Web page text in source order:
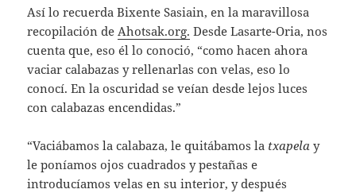
Así lo recuerda Bixente Sasiain, en la maravillosa
recopilación de Ahotsak.org. Desde Lasarte-Oria, nos
cuenta que, eso él lo conoció, “como hacen ahora
vaciar calabazas y rellenarlas con velas, eso lo
conocí. En la oscuridad se veían desde lejos luces
con calabazas encendidas.”
“Vaciábamos la calabaza, le quitábamos la txapelay
le poníamos ojos cuadrados y pestañas e
introducíamos velas en su interior, y después